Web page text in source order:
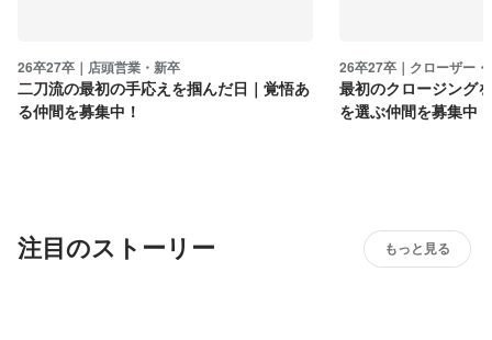
26卒27卒｜店頭営業・新卒
二刀流の最初の手応えを掴んだ日｜覚悟あ
る仲間を募集中！
26卒27卒｜クローザー
最初のクロージング
を選ぶ仲間を募集中
注目のストーリー もっと見る